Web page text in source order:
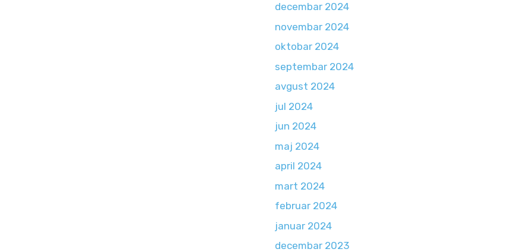
decembar 2024
novembar 2024
oktobar 2024
septembar 2024
avgust 2024
jul 2024
jun 2024
maj 2024
april 2024
mart 2024
februar 2024
januar 2024
decembar 2023